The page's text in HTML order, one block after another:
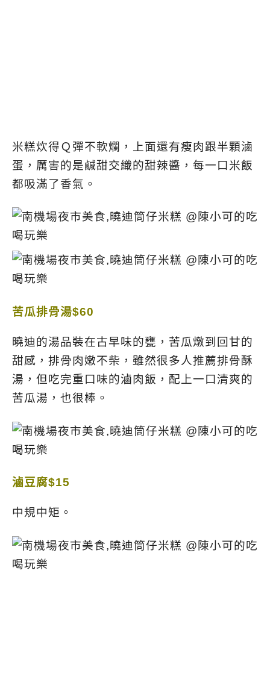
米糕炊得Ｑ彈不軟爛，上面還有瘦肉跟半顆滷
蛋，厲害的是鹹甜交織的甜辣醬，每一口米飯
都吸滿了香氣。
苦瓜排骨湯$60
曉迪的湯品裝在古早味的甕， 苦瓜燉到回甘的
甜感，排骨肉嫩不柴，雖然很多人推薦排骨酥
湯，但吃完重口味的滷肉飯，配上一口清爽的
苦瓜湯，也很棒。
滷豆腐$15
中規中矩。